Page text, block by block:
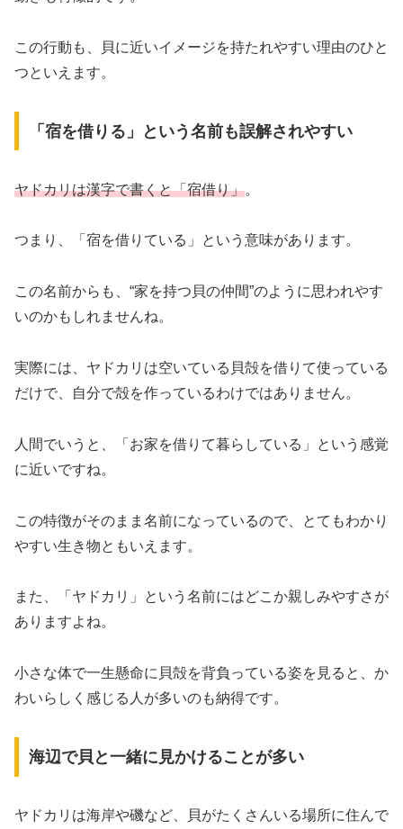
この行動も、貝に近いイメージを持たれやすい理由のひと
つといえます。
「宿を借りる」という名前も誤解されやすい
ヤドカリは漢字で書くと「宿借り」。
つまり、「宿を借りている」という意味があります。
この名前からも、“家を持つ貝の仲間”のように思われやす
いのかもしれませんね。
実際には、ヤドカリは空いている貝殻を借りて使っている
だけで、自分で殻を作っているわけではありません。
人間でいうと、「お家を借りて暮らしている」という感覚
に近いですね。
この特徴がそのまま名前になっているので、とてもわかり
やすい生き物ともいえます。
また、「ヤドカリ」という名前にはどこか親しみやすさが
ありますよね。
小さな体で一生懸命に貝殻を背負っている姿を見ると、か
わいらしく感じる人が多いのも納得です。
海辺で貝と一緒に見かけることが多い
ヤドカリは海岸や磯など、貝がたくさんいる場所に住んで